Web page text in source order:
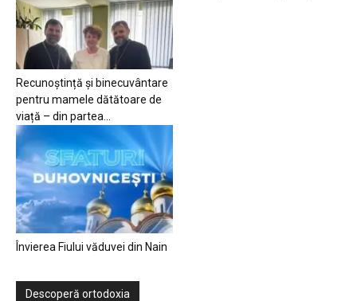
Recunoștință și binecuvântare
pentru mamele dătătoare de
viață – din partea...
Învierea Fiului văduvei din Nain
Descoperă ortodoxia